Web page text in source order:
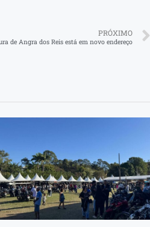
PRÓXIMO
de Angra dos Reis está em novo endereço